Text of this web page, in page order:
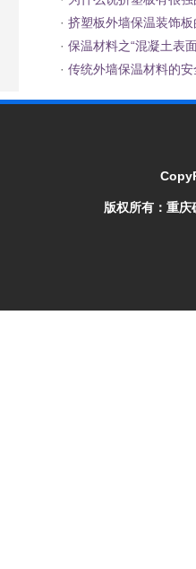
· 挤塑板外墙保温装饰
· 保温材料之“混凝土表
· 传统外墙保温材料的
版权所有： 重庆